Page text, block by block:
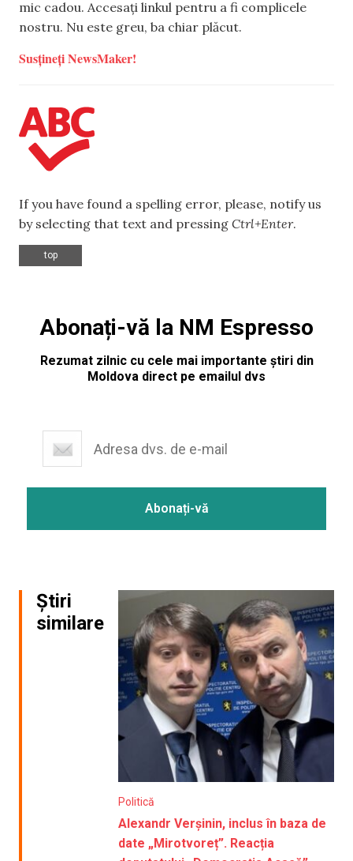
mic cadou. Accesați linkul pentru a fi complicele
nostru. Nu este greu, ba chiar plăcut.
Susțineți NewsMaker!
If you have found a spelling error, please, notify us
by selecting that text and pressing Ctrl+Enter.
top
Abonați-vă la NM Espresso
Rezumat zilnic cu cele mai importante știri din
Moldova direct pe emailul dvs
Știri
similare
Politică
Alexandr Verșinin, inclus în baza de
date „Mirotvoreț”. Reacția